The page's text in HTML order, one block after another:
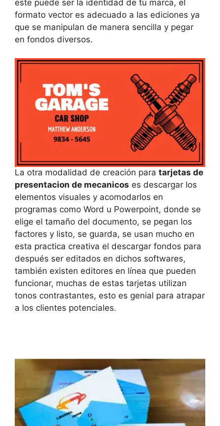
este puede ser la identidad de tu marca, el
formato vector es adecuado a las ediciones ya
que se manipulan de manera sencilla y pegar
en fondos diversos.
La otra modalidad de creación para tarjetas de
presentacion de mecanicos es descargar los
elementos visuales y acomodarlos en
programas como Word u Powerpoint, donde se
elige el tamaño del documento, se pegan los
factores y listo, se guarda, se usan mucho en
esta practica creativa el descargar fondos para
después ser editados en dichos softwares,
también existen editores en línea que pueden
funcionar, muchas de estas tarjetas utilizan
tonos contrastantes, esto es genial para atrapar
a los clientes potenciales.